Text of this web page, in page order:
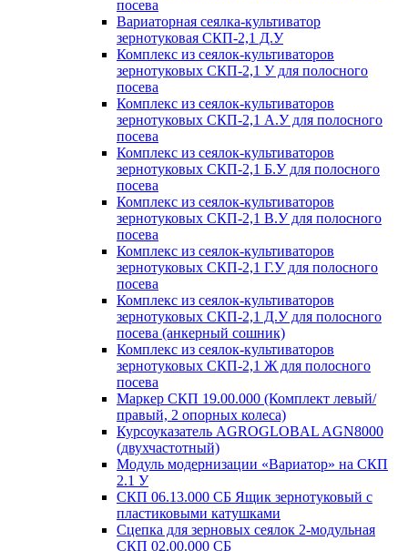
посева
Вариаторная сеялка-культиватор
зернотуковая СКП-2,1 Д.У
Комплекс из сеялок-культиваторов
зернотуковых СКП-2,1 У для полосного
посева
Комплекс из сеялок-культиваторов
зернотуковых СКП-2,1 А.У для полосного
посева
Комплекс из сеялок-культиваторов
зернотуковых СКП-2,1 Б.У для полосного
посева
Комплекс из сеялок-культиваторов
зернотуковых СКП-2,1 В.У для полосного
посева
Комплекс из сеялок-культиваторов
зернотуковых СКП-2,1 Г.У для полосного
посева
Комплекс из сеялок-культиваторов
зернотуковых СКП-2,1 Д.У для полосного
посева (анкерный сошник)
Комплекс из сеялок-культиваторов
зернотуковых СКП-2,1 Ж для полосного
посева
Маркер СКП 19.00.000 (Комплект левый/
правый, 2 опорных колеса)
Курсоуказатель AGROGLOBAL AGN8000
(двухчастотный)
Модуль модернизации «Вариатор» на СКП
2.1 У
СКП 06.13.000 СБ Ящик зернотуковый с
пластиковыми катушками
Сцепка для зерновых сеялок 2-модульная
СКП 02.00.000 СБ